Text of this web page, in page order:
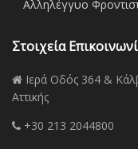
Αλληλέγγυο
Στοιχεία
Ιερά Οδός 364 &
Αττικής
+30 213 2044800